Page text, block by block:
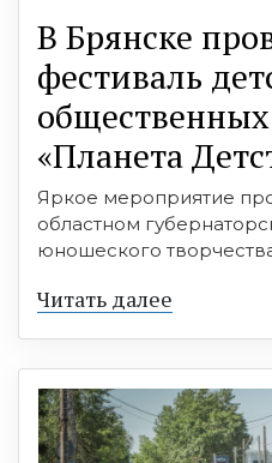
В Брянске
фестиваль
«Планета
Яркое мероприятие
областном
юношеского
Читать далее